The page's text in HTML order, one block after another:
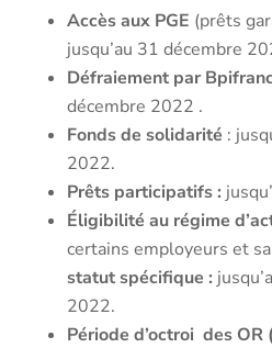
Accès aux PGE (prêts
jusqu’au 31 décembre
Défraiement par
décembre 2022 .
Fonds de solidarité :
2022.
Prêts participatifs:
Éligibilité au régime
certains employeurs et
statut spécifique :
2022.
Période d’octroi des